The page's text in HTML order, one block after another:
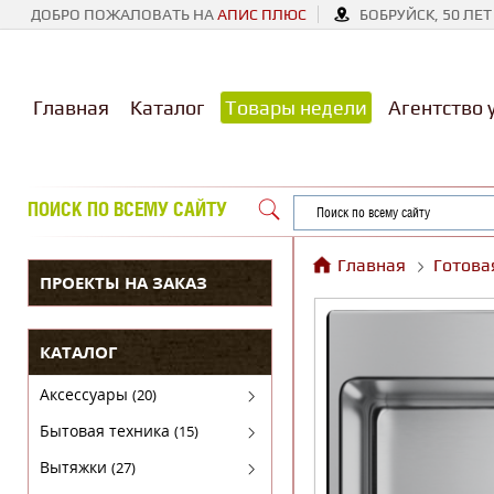
ДОБРО ПОЖАЛОВАТЬ НААПИС ПЛЮС БОБРУЙСК, 50
Главная Каталог Товары недели Агентство
ПОИСК ПО ВСЕМУ САЙТУ
ПРОЕКТЫ НА ЗАКАЗ
КАТАЛОГ
Аксессуары (20)
Аксессуары для бытовой техники
Бытовая техника (15)
Духовые шкафы
Вытяжки (27)
Главная